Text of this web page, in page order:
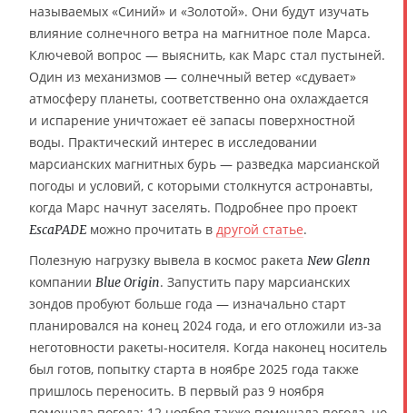
называемых «Синий» и «Золотой». Они будут изучать
влияние солнечного ветра на магнитное поле Марса.
Ключевой вопрос — выяснить, как Марс стал пустыней.
Один из механизмов — солнечный ветер «сдувает»
атмосферу планеты, соответственно она охлаждается
и испарение уничтожает её запасы поверхностной
воды. Практический интерес в исследовании
марсианских магнитных бурь — разведка марсианской
погоды и условий, с которыми столкнутся астронавты,
когда Марс начнут заселять. Подробнее про проект
EscaPADE можно прочитать в другой статье.
Полезную нагрузку вывела в космос ракета New Glenn
компании Blue Origin. Запустить пару марсианских
зондов пробуют больше года — изначально старт
планировался на конец 2024 года, и его отложили из-за
неготовности ракеты-носителя. Когда наконец носитель
был готов, попытку старта в ноябре 2025 года также
пришлось переносить. В первый раз 9 ноября